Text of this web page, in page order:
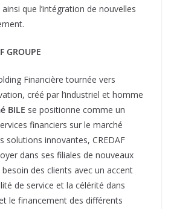
que l’intégration de nouvelles
GROUPE
Financière tournée vers
créé par l’industriel et homme
BILE se positionne comme un
financiers sur le marché
solutions innovantes, CREDAF
dans ses filiales de nouveaux
des clients avec un accent
de service et la célérité dans
le financement des différents